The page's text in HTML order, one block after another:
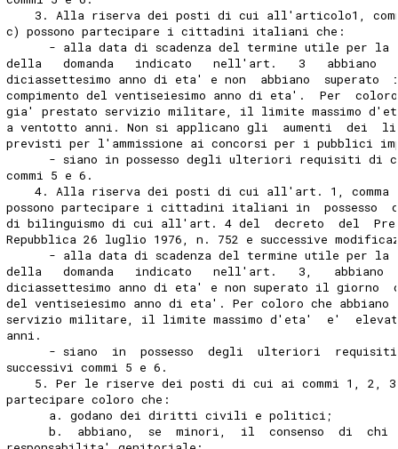
3. Alla riserva dei posti di cui all'articolo1,
c) possono partecipare i cittadini italiani che:
- alla data di scadenza del termine utile per la
della   domanda   indicato   nell'art.   3   abbiano
diciassettesimo anno di eta' e non  abbiano
compimento del ventiseiesimo anno di eta'.  Per
gia' prestato servizio militare, il limite massimo
a ventotto anni. Non si applicano gli  aumenti  dei
previsti per l'ammissione ai concorsi per i pubblici
- siano in possesso degli ulteriori requisiti di
commi 5 e 6.
4. Alla riserva dei posti di cui all'art. 1, comma
possono partecipare i cittadini italiani in  possesso
di bilinguismo di cui all'art. 4 del  decreto  del
Repubblica 26 luglio 1976, n. 752 e successive
- alla data di scadenza del termine utile per la
della   domanda   indicato   nell'art.   3,   abbiano
diciassettesimo anno di eta' e non superato il giorno
del ventiseiesimo anno di eta'. Per coloro che
servizio militare, il limite massimo d'eta'  e'
anni.
- siano  in  possesso  degli  ulteriori
successivi commi 5 e 6.
5. Per le riserve dei posti di cui ai commi 1, 2,
partecipare coloro che:
      a. godano dei diritti civili e politici;
b.  abbiano,  se  minori,  il  consenso  di  chi